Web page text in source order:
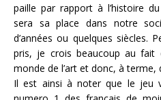
paille par rapport à l’histoire
sera sa place dans notre
d’années ou quelques siècles.
pris, je crois beaucoup au fait
monde de l’art et donc, à terme,
Il est ainsi à noter que le jeu